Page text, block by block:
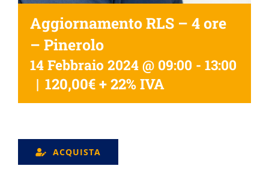
Aggiornamento RLS – 4 ore
– Pinerolo
14 Febbraio 2024 @ 09:00 - 13:00
| 120,00€ + 22% IVA
ACQUISTA